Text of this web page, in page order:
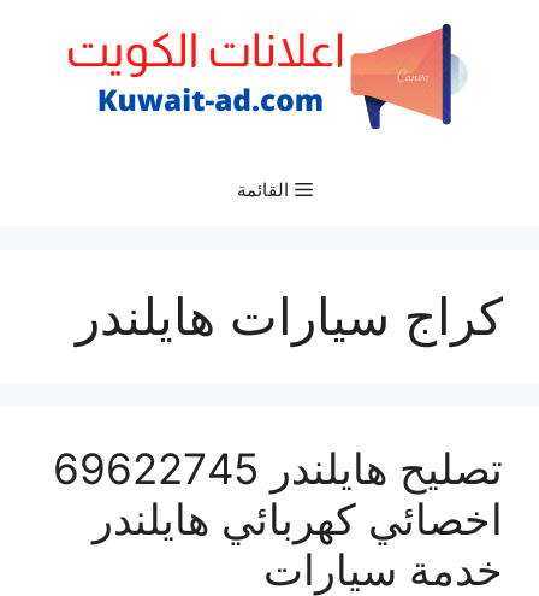
القائمة
كراج سيارات هايلندر
تصليح هايلندر 69622745
اخصائي كهربائي هايلندر
خدمة سيارات